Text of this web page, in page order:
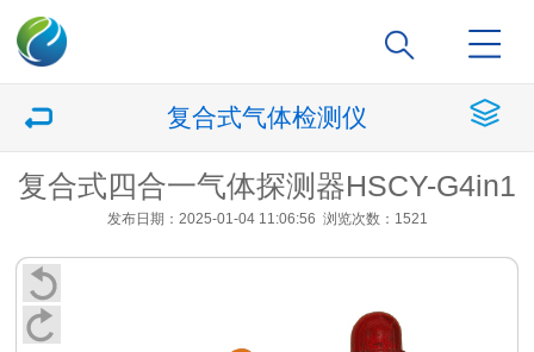
复合式气体检测仪
复合式四合一气体探测器HSCY-G4in1
发布日期：2025-01-04 11:06:56 浏览次数：1521